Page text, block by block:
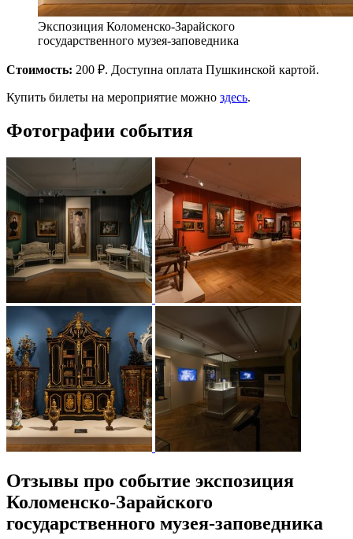
Экспозиция Коломенско-Зарайского
государственного музея-заповедника
Стоимость: 200 ₽. Доступна оплата Пушкинской картой.
Купить билеты на мероприятие можно здесь.
Фотографии события
Отзывы про событие экспозиция
Коломенско-Зарайского
государственного музея-заповедника